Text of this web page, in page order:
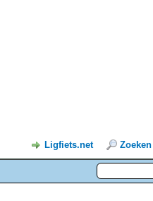
Ligfiets.net Zoeken